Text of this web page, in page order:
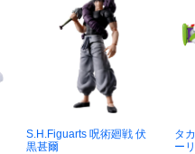
S.H.Figuarts 呪術廻戦 伏
黒甚爾
タ
ー